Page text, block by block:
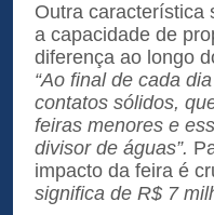
Outra característica
a capacidade de
diferença ao longo
“Ao final de cada
contatos sólidos,
feiras menores e
divisor de águas”.
impacto da feira é
significa de R$ 7